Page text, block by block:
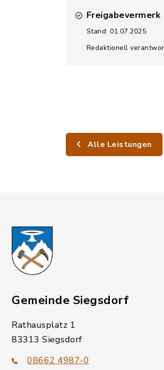
Freigabevermerk
Stand: 01.07.2025
Redaktionell
Alle Leistungen
Gemeinde Siegsdorf
Rathausplatz 1
83313 Siegsdorf
08662 4987-0